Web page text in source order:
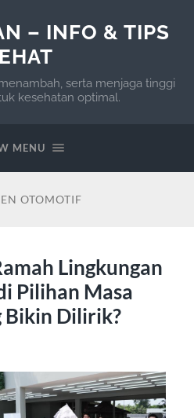
– INFO & TIPS
serta menjaga tinggi
kesehatan optimal.
MENU
OTOMOTIF
Lingkungan
Pilihan Masa
Bikin Dilirik?